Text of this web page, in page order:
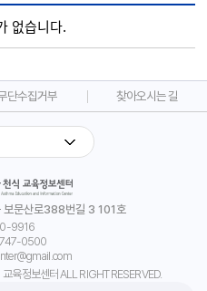
없습니다.
단수집거부 찾아오시는 길
문산로388번길 3 101호
9916
0500
육정보센터 ALL RIGHT RESERVED.